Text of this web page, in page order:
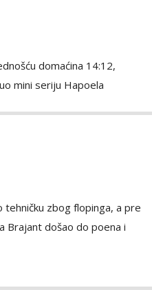
domaćina 14:12,
mini seriju Hapoela
tehničku zbog flopinga, a pre
Brajant došao do poena i